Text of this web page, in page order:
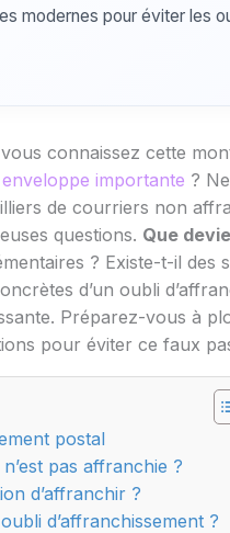
modernes pour éviter les
connaissez cette
importante ?
de courriers non
questions. Que
? Existe-t-il des
d’un oubli
Préparez-vous à
pour éviter ce faux
postal
pas affranchie ?
d’affranchir ?
d’affranchissement ?